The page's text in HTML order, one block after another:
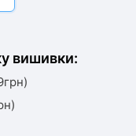
вишивки: